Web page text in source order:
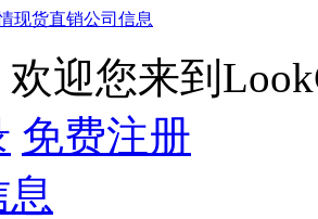
现货直销公司信息
迎您来到
免费注册